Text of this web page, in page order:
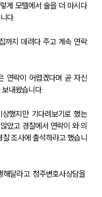
게 모텔에서 술을 더 마시다
다.
까지 데려다 주고 계속 연락
연락이 어렵겠다며 곧 자신
내왔습니다.
했지만 기다려보기로 했는
았고 경찰에서 연락이 와 의
조사에 출석하라고 했습니
달라고 청주변호사상담을